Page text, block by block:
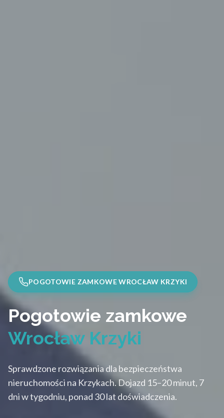
POGOTOWIE ZAMKOWE WROCŁAW KRZYKI
Pogotowie zamkowe
Wrocław Krzyki
Sprawdzone rozwiązania dla bezpieczeństwa
nieruchomości na Krzykach. Dojazd 15–20 minut, 7
dni w tygodniu, ponad 30 lat doświadczenia.